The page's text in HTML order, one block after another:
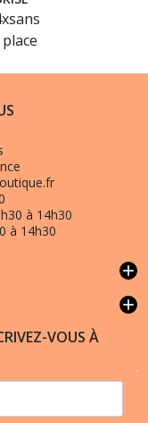
à 14h30
à 14h30
add
add
VOUS À